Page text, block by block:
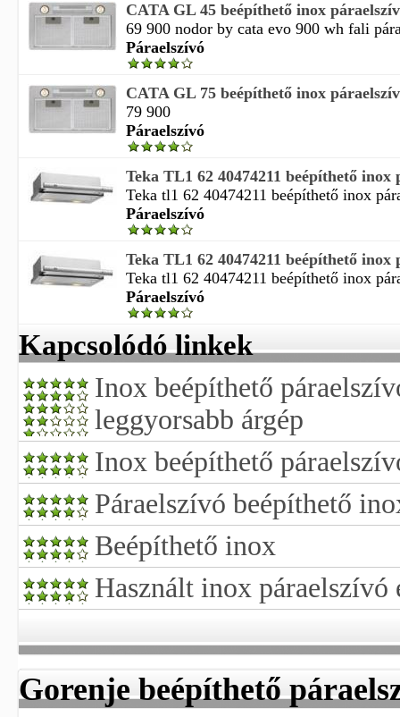
CATA GL 45 beépíthető inox
69 900 nodor by cata evo 900 wh fali
Páraelszívó
CATA GL 75 beépíthető inox
79 900
Páraelszívó
Teka TL1 62 40474211 beépíthető inox
Teka tl1 62 40474211 beépíthető inox
Páraelszívó
Teka TL1 62 40474211 beépíthető inox
Teka tl1 62 40474211 beépíthető inox
Páraelszívó
Kapcsolódó linkek
Inox beépíthető
leggyorsabb árgép
Inox beépíthető
Páraelszívó beépíthető
Beépíthető inox
Használt inox páraelszívó
Gorenje beépíthető